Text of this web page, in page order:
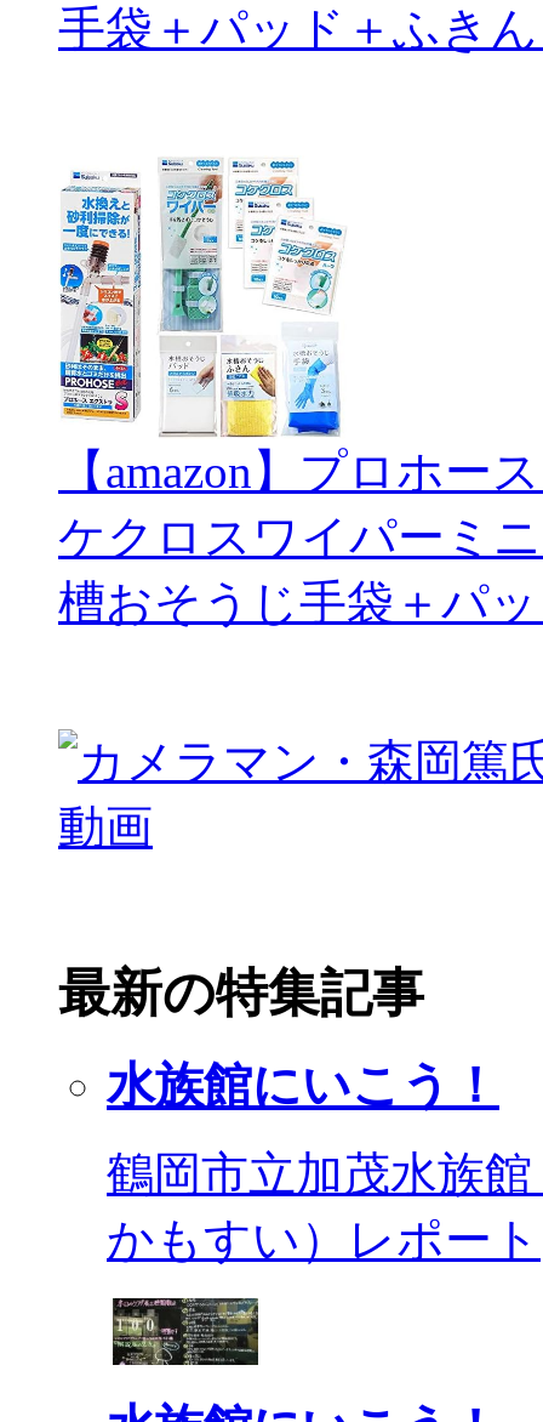
手袋＋パッド＋ふき
【amazon】プロホー
ケクロスワイパーミ
槽おそうじ手袋＋パ
最新の特集記事
水族館にいこう！
鶴岡市立加茂水族
かもすい）レポート